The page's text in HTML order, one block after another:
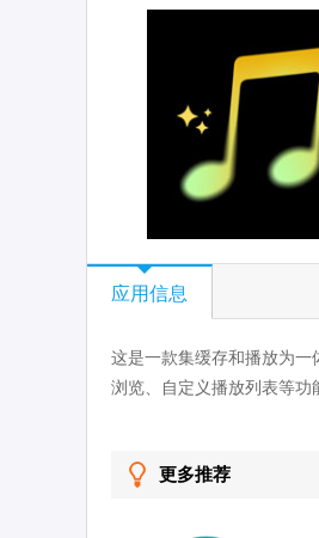
应用信息
这是一款集缓存和播放为
浏览、自定义播放列表等功
更多推荐